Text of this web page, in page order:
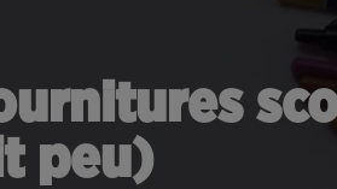
peu)